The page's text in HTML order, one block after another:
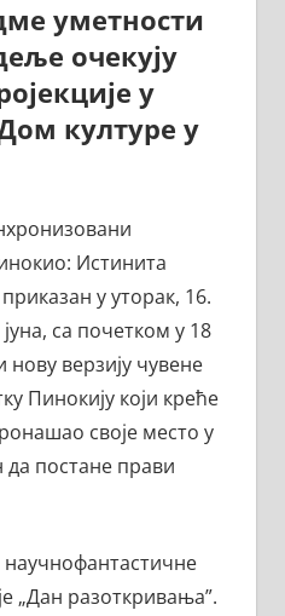
уметности
очекују
у
културе у
Истинита
у уторак, 16.
са почетком у 18
верзију чувене
Пинокију који креће
своје место у
да постане прави
научнофантастичне
„Дан разоткривања”.